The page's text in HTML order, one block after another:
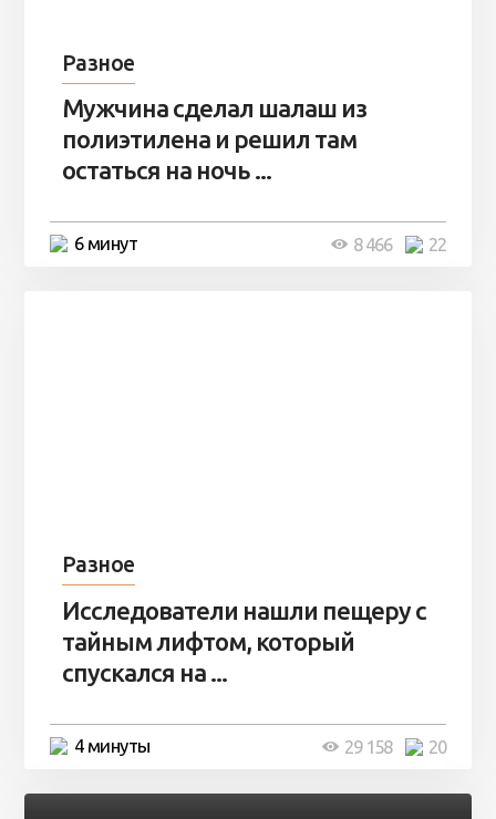
Разное
Мужчина сделал шалаш из
полиэтилена и решил там
остаться на ночь ...
6 минут 22
8 466
Разное
Исследователи нашли пещеру с
тайным лифтом, который
спускался на ...
4 минуты 20
29 158